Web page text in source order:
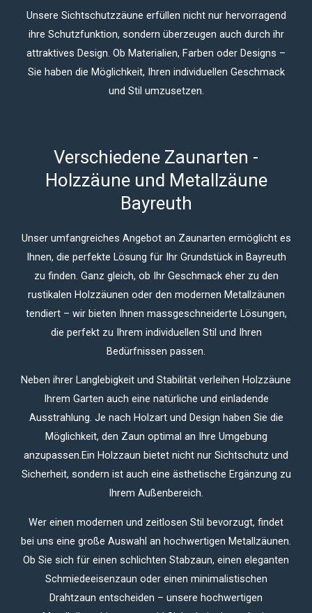
Unsere Sichtschutzzäune erfüllen nicht nur hervorragend
ihre Schutzfunktion, sondern überzeugen auch durch ihr
attraktives Design. Ob Materialien, Farben oder Designs –
Sie haben die Möglichkeit, Ihren individuellen Geschmack
und Stil umzusetzen.
Verschiedene Zaunarten -
Holzzäune und Metallzäune​
Bayreuth
Unser umfangreiches Angebot an Zaunarten ermöglicht es
Ihnen, die perfekte Lösung für Ihr Grundstück in Bayreuth
zu finden. Ganz gleich, ob Ihr Geschmack eher zu den
rustikalen Holzzäunen oder den modernen Metallzäunen
tendiert – wir bieten Ihnen massgeschneiderte Lösungen,
die perfekt zu Ihrem individuellen Stil und Ihren
Bedürfnissen passen.
Neben ihrer Langlebigkeit und Stabilität verleihen Holzzäune
Ihrem Garten auch eine natürliche und einladende
Ausstrahlung. Je nach Holzart und Design haben Sie die
Möglichkeit, den Zaun optimal an Ihre Umgebung
anzupassen.Ein Holzzaun bietet nicht nur Sichtschutz und
Sicherheit, sondern ist auch eine ästhetische Ergänzung zu
Ihrem Außenbereich.
Wer einen modernen und zeitlosen Stil bevorzugt, findet
bei uns eine große Auswahl an hochwertigen Metallzäunen.
Ob Sie sich für einen schlichten Stabzaun, einen eleganten
Schmiedeeisenzaun oder einen minimalistischen
Drahtzaun entscheiden – unsere hochwertigen